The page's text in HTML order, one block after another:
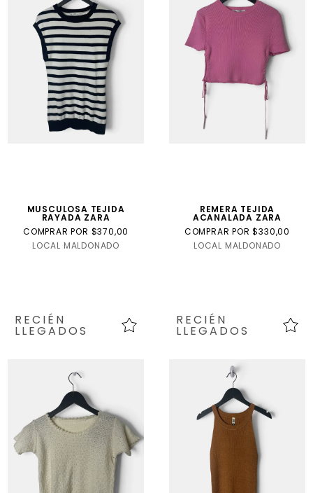
MUSCULOSA TEJIDA
RAYADA ZARA
COMPRAR POR $370,00
LOCAL MALDONADO
REMERA TEJIDA
ACANALADA ZARA
COMPRAR POR $330,00
LOCAL MALDONADO
RECIÉN
LLEGADOS
RECIÉN
LLEGADOS